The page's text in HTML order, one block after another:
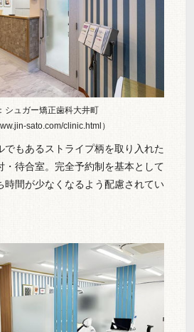
シュガー矯正歯科大井町
sato.com/clinic.html）
でもあるストライプ柄を取り入れた
・待合室。完全予約制を基本として
時間が少なくなるよう配慮されてい